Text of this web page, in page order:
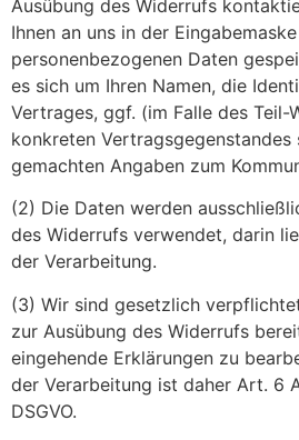
Ausübung des Widerrufs
Ihnen an uns in der
personenbezogenen Daten
es sich um Ihren Namen, die
Vertrages, ggf. (im Falle des Teil-
konkreten
gemachten Angaben zum
(2) Die Daten werden
des Widerrufs verwendet, darin
der Verarbeitung.
(3) Wir sind gesetzlich
zur Ausübung des Widerrufs
eingehende Erklärungen zu
der Verarbeitung ist daher Art. 6
DSGVO.